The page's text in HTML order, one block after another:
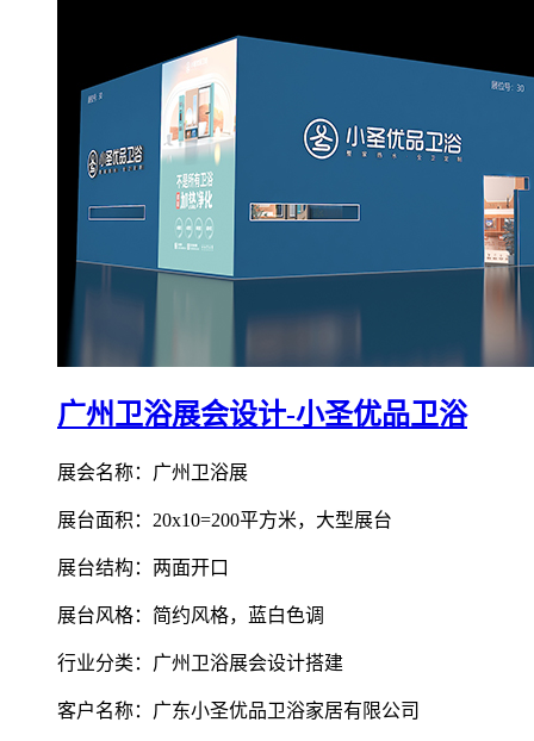
广州卫浴展会设计-小圣优品卫浴
展会名称：广州卫浴展
展台面积：20x10=200平方米，大型展台
展台结构：两面开口
展台风格：简约风格，蓝白色调
行业分类：广州卫浴展会设计搭建
客户名称：广东小圣优品卫浴家居有限公司